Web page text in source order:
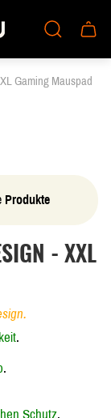
Gaming Mauspad
Produkte
- XXL
.
.
Schutz.